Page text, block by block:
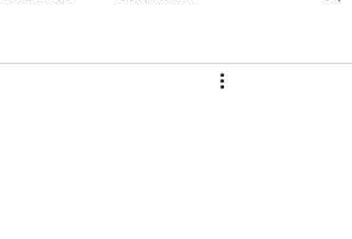
Galatians/Gálatas